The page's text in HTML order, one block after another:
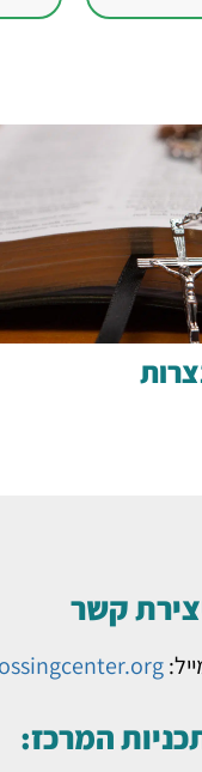
קשר
המרכז: